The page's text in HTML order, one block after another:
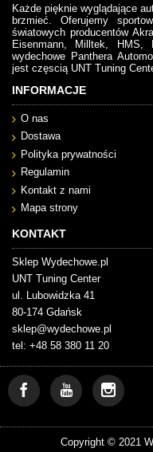
Każde pięknie wyglądające
brzmieć. Oferujemy
światowych producentów
Eisenmann, Milltek, HMS,
wydechowe Panthera
jest częscią UNT Tuning
INFORMACJE
O nas
Dostawa
Polityka prywatności
Regulamin
Kontakt z nami
Mapa strony
KONTAKT
Sklep Wydechowe.pl
UNT Tuning Center
ul. Lubowidzka 41
80-174 Gdańsk
sklep@wydechowe.pl
tel: +48 58 380 11 20
Copyright © 2021